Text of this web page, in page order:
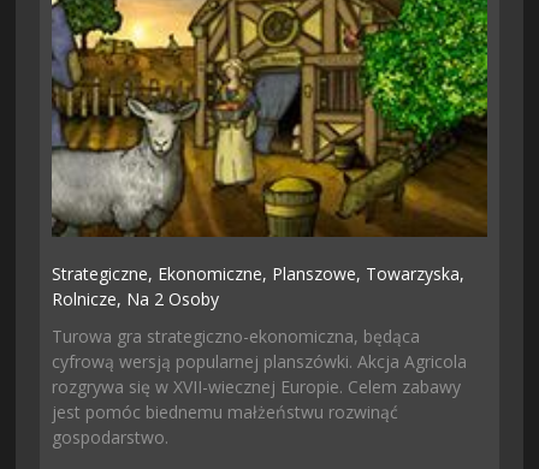
Strategiczne, Ekonomiczne, Planszowe, Towarzyska,
Rolnicze, Na 2 Osoby
Turowa gra strategiczno-ekonomiczna, będąca
cyfrową wersją popularnej planszówki. Akcja Agricola
rozgrywa się w XVII-wiecznej Europie. Celem zabawy
jest pomóc biednemu małżeństwu rozwinąć
gospodarstwo.